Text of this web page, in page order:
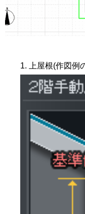
上屋根(作図